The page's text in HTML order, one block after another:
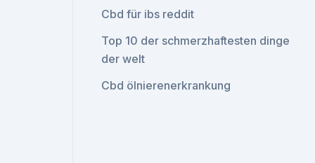
Cbd für ibs reddit
Top 10 der schmerzhaftesten dinge
der welt
Cbd ölnierenerkrankung